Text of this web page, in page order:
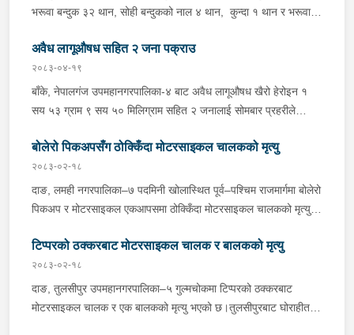
भरूवा बन्दुक ३२ थान, सोही बन्दुकको नाल ४ थान, कुन्दा १ थान र भरूवा
प्रहरी कार्यालय लुङबाहानेबाट खटिएको प्रहरीले उक्त हातहतियार फेला पारी
बरामद गरेको हो । यस सम्बन्धमा प्रहरीले आवश्यक अनुसन्धान गरिरहेको
छ ।
अवैध लागूऔषध सहित २ जना पक्राउ
२०८३-०४-१९
बाँके, नेपालगंज उपमहानगरपालिका-४ बाट अवैध लागूऔषध खैरो हेरोइन १
सय ५३ ग्राम ९ सय ५० मिलिग्राम सहित २ जनालाई सोमबार प्रहरीले
वर्षीय सुशिल भण्डारी र सोही उपमहानगरपालिका-१० बस्ने ५५ वर्षीय अरूण
कुमार जयसवाल रहेका छन् । लागूऔषध नियन्त्रण ब्यूरो शाखा कार्यालय
नेपालगंजबाट खटिएको प्रहरीले उनीहरूलाई उक्त लागूऔषध सहित पक्राउ
गरेको हो । थप अनुसन्धानको क्रममा प्रहरीले अरूण कुमारको घर तलासी
२ लाख १४ हजार भारतीय रूपैयाँ र डिजिटल तराजु १ थान समेत फेला पारी
बरामद गरेको छ ।यस सम्बन्धमा प्रहरीले आवश्यक अनुसन्धान गरिरहेको छ ।
बोलेरो पिकअपसँग ठोक्किँदा मोटरसाइकल चालकको मृत्यु
२०८३-०२-१८
दाङ, लमही नगरपालिका–७ पदमिनी खोलास्थित पूर्व–पश्चिम राजमार्गमा बोलेरो
पिकअप र मोटरसाइकल एकआपसमा ठोक्किँदा मोटरसाइकल चालकको मृत्यु
मोटरसाइकल र विपरीत दिशाबाट अमिलियाबाट लमहीतर्फ आउँदै गरेको लु.२
च.९६१७ नम्बरको बोलेरो पिकअप एकआपसमा ठोक्किँदा मोटरसाइकल चालक
बर्दियाको गेरुवा गाउँपालिका–४ मैनापोखर निवासी ३३ वर्षीय खिम तिमिल्सिना
गम्भीर घाइते भएका थिए।घाइते तिमिल्सिनालाई उपचारका लागि लमही
टिप्परको ठक्करबाट मोटरसाइकल चालक र बालकको मृत्यु
२०८३-०२-१८
दाङ, तुलसीपुर उपमहानगरपालिका–५ गुल्मचोकमा टिप्परको ठक्करबाट
मोटरसाइकल चालक र एक बालकको मृत्यु भएको छ।तुलसीपुरबाट घोराहीतर्फ